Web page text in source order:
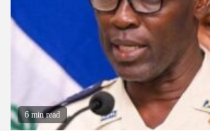
6 min read